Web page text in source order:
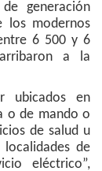
generación
los modernos
6 500 y 6
a la
ubicados en
o de mando o
de salud u
de
eléctrico”,